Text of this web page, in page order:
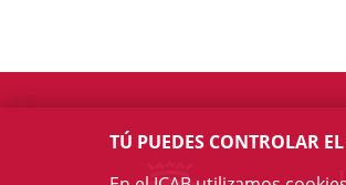
TÚ PUEDES CONTROLAR